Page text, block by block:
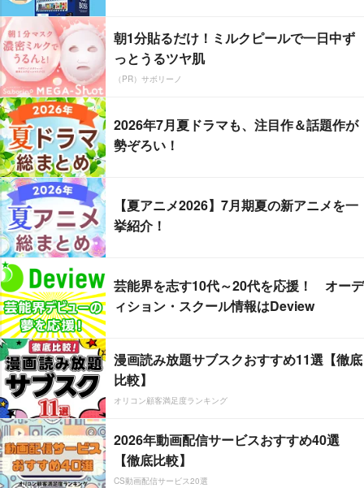
朝1分貼るだけ！ミルクピールで一日中ず
っとうるツヤ肌
（PR）サボリーノ
2026年7月夏ドラマも、注目作＆話題作が
勢ぞろい！
【夏アニメ2026】7月期夏の新アニメを一
挙紹介！
芸能界を志す10代～20代を応援！ オーデ
ィション・スクール情報はDeview
漫画読み放題サブスクおすすめ11選【徹底
比較】
オリコン顧客満足度ランキング
2026年動画配信サービスおすすめ40選
【徹底比較】
CS動画配信サービス20選